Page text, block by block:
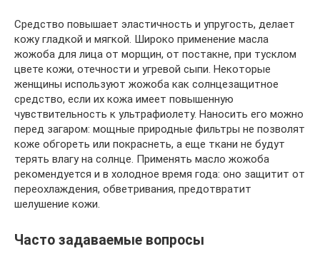
Средство повышает эластичность и упругость, делает
кожу гладкой и мягкой. Широко применение масла
жожоба для лица от морщин, от постакне, при тусклом
цвете кожи, отечности и угревой сыпи. Некоторые
женщины используют жожоба как солнцезащитное
средство, если их кожа имеет повышенную
чувствительность к ультрафиолету. Наносить его можно
перед загаром: мощные природные фильтры не позволят
коже обгореть или покраснеть, а еще ткани не будут
терять влагу на солнце. Применять масло жожоба
рекомендуется и в холодное время года: оно защитит от
переохлаждения, обветривания, предотвратит
шелушение кожи.
Часто задаваемые вопросы